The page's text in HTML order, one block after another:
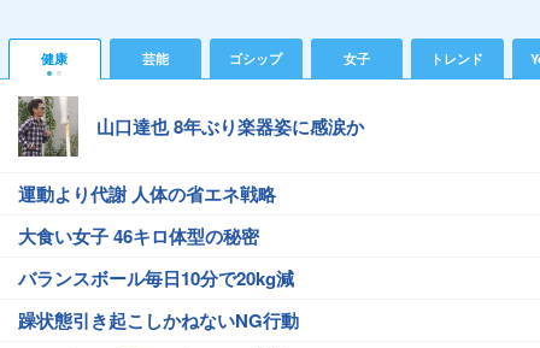
健康 芸能 ゴシップ 女子 トレンド
山口達也 8年ぶり楽器姿に感涙か
運動より代謝 人体の省エネ戦略
大食い女子 46キロ体型の秘密
バランスボール毎日10分で20kg減
躁状態引き起こしかねないNG行動